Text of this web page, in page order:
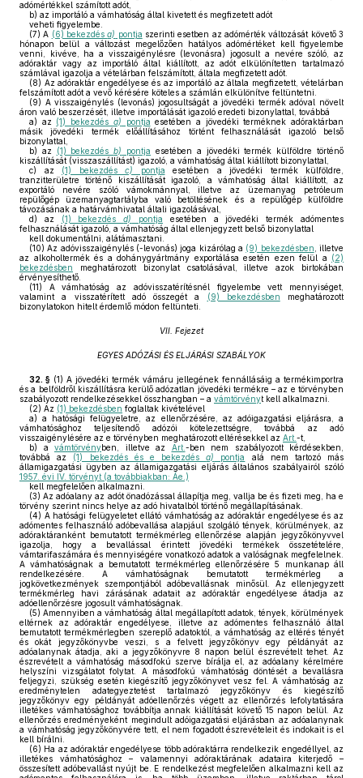
adómértékkel számított adót,
b) az importáló a vámhatóság által kivetett és megfizetett adót
veheti figyelembe.
(7) A (6) bekezdésa) pontja szerinti esetben az adómérték változását követő 3
hónapon belül a változást megelőzően hatályos adómértéket kell figyelembe
venni, kivéve, ha a visszaigénylésre (levonásra) jogosult a nevére szóló, az
adóraktár vagy az importáló által kiállított, az adót elkülönítetten tartalmazó
számlával igazolja a vételárban felszámított, általa megfizetett adót.
(8) Az adóraktár engedélyese és az importáló az általa megfizetett, vételárban
felszámított adót a vevő kérésére köteles a számlán elkülönítve feltüntetni.
(9) A visszaigénylés (levonás) jogosultságát a jövedéki termék adóval növelt
áron való beszerzését, illetve importálását igazoló eredeti bizonylattal, továbbá
a) az (1) bekezdés a) pontja esetében a jövedéki terméknek adóraktárban
másik jövedéki termék előállításához történt felhasználását igazoló belső
bizonylattal,
b) az (1) bekezdésb) pontja esetében a jövedéki termék külföldre történő
kiszállítását (visszaszállítást) igazoló, a vámhatóság által kiállított bizonylattal,
c) az (1) bekezdés c) pontja esetében a jövedéki termék külföldre,
tranzitterületre történő kiszállítását igazoló, a vámhatóság által kiállított, az
exportáló nevére szóló vámokmánnyal, illetve az üzemanyag petróleum
repülőgép üzemanyagtartályba való betöltésének és a repülőgép külföldre
távozásának a határvámhivatal általi igazolásával,
d) az (1) bekezdésd) pontja esetében a jövedéki termék adómentes
felhasználását igazoló, a vámhatóság által ellenjegyzett belső bizonylattal
kell dokumentálni, alátámasztani.
(10) Az adóvisszaigénylés (-levonás) joga kizárólag a (9) bekezdésben , illetve
az alkoholtermék és a dohánygyártmány exportálása esetén ezen felül a (2)
bekezdésben meghatározott bizonylat csatolásával, illetve azok birtokában
érvényesíthető.
(11) A vámhatóság az adóvisszatérítésnél figyelembe vett mennyiséget,
valamint a visszatérített adó összegét a
(9) bekezdésben meghatározott
bizonylatokon hitelt érdemlő módon feltünteti.
VII. Fejezet
EGYES ADÓZÁSI ÉS ELJÁRÁSI SZABÁLYOK
32. § (1) A jövedéki termék vámáru jellegének fennállásáig a termékimportra
és a belföldről kiszállításra kerülő adózatlan jövedéki termékre – az e törvényben
szabályozott rendelkezésekkel összhangban – a vámtörvényt kell alkalmazni.
(2) Az (1) bekezdésben foglaltak kivételével
a) a hatósági felügyeletre, az ellenőrzésére, az adóigazgatási eljárásra, a
vámhatósághoz teljesítendő adózói kötelezettségre, továbbá az adó
visszaigénylésére az e törvényben meghatározott eltérésekkel az Art. -t,
b) a vámtörvényben, illetve az Art. -ben nem szabályozott kérdésekben,
továbbá az (1) bekezdés és e bekezdésa) pontja
alá nem tartozó más
államigazgatási ügyben az államigazgatási eljárás általános szabályairól szóló
1957. évi IV. törvényt (a továbbiakban: Áe.)
kell megfelelően alkalmazni.
(3) Az adóalany az adót önadózással állapítja meg, vallja be és fizeti meg, ha e
törvény szerint nincs helye az adó hivatalból történő megállapításának.
(4) A hatósági felügyeletet ellátó vámhatóság az adóraktár engedélyese és az
adómentes felhasználó adóbevallása alapjául szolgáló tények, körülmények, az
adóraktáranként bemutatott termékmérleg ellenőrzése alapján jegyzőkönyvvel
igazolja, hogy a bevallással érintett jövedéki termékek összetételére,
vámtarifaszámára és mennyiségére vonatkozó adatok a valóságnak megfelelnek.
A vámhatóságnak a bemutatott termékmérleg ellenőrzésére 5 munkanap áll
rendelkezésére. A vámhatóságnak bemutatott termékmérleg a
jogkövetkezmények szempontjából adóbevallásnak minősül. Az ellenjegyzett
termékmérleg havi zárásának adatait az adóraktár engedélyese átadja az
adóellenőrzésre jogosult vámhatóságnak.
(5) Amennyiben a vámhatóság által megállapított adatok, tények, körülmények
eltérnek az adóraktár engedélyese, illetve az adómentes felhasználó által
bemutatott termékmérlegben szereplő adatoktól, a vámhatóság az eltérés tényét
és okát jegyzőkönyvbe veszi, s a felvett jegyzőkönyv egy példányát az
adóalanynak átadja, aki a jegyzőkönyvre 8 napon belül észrevételt tehet. Az
észrevételt a vámhatóság másodfokú szerve bírálja el, az adóalany kérelmére
helyszíni vizsgálatot folytat. A másodfokú vámhatóság döntését a bevallásra
feljegyzi, szükség esetén kiegészítő jegyzőkönyvet vesz fel. A vámhatóság az
eredménytelen adategyeztetést tartalmazó jegyzőkönyv és kiegészítő
jegyzőkönyv egy példányát adóellenőrzés végett az ellenőrzés lefolytatására
illetékes vámhatósághoz továbbítja annak kiállítását követő 15 napon belül. Az
ellenőrzés eredményeként megindult adóigazgatási eljárásban az adóalanynak
a vámhatóság jegyzőkönyvére tett, el nem fogadott észrevételeit és indokait is el
kell bírálni.
(6) Ha az adóraktár engedélyese több adóraktárra rendelkezik engedéllyel, az
illetékes vámhatósághoz – valamennyi adóraktárának adataira kiterjedő –
összesített adóbevallást nyújt be. E rendelkezést megfelelően alkalmazni kell az